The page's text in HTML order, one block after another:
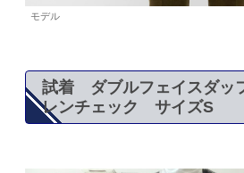
モデル
試着 ダブルフェイスダ
レンチェック サイズS